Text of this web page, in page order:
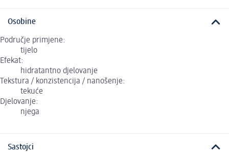
Osobine
Područje primjene:
tijelo
Efekat:
hidratantno djelovanje
Tekstura / konzistencija / nanošenje:
tekuće
Djelovanje:
njega
Sastojci